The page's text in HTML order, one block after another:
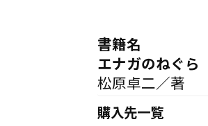
書籍名
エナガのねぐら
松原卓二／著
購入先一覧